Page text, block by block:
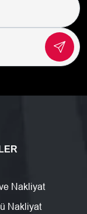
Nakliyat
Nakliyat